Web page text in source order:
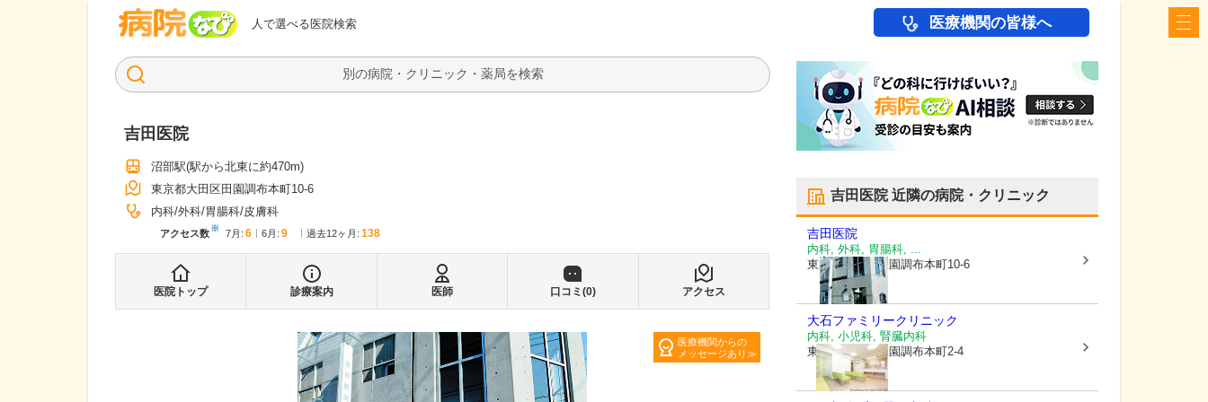
人で選べる医院検索
病院なび 医療機関の皆様へ
検索
吉田医院
沼部駅(駅から北東に約470m)
東京都大田区田園調布本町10-6
内科 外科 胃腸科 皮膚科
アクセス数※ 7月 : 6 6月 : 9 過去12ヶ月: 138
医院トップ 診療案内 医師 口コミ(0) アクセス
医療機関からの
メッセージあり
吉田医院近隣の病院・クリニック
吉田医院
内科, 外科, 胃腸科, ...
東京都大田区田園調布本町10-6
大石ファミリークリニック
内科, 小児科, 腎臓内科
東京都大田区田園調布本町2-4